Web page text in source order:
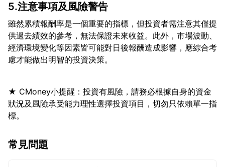
5.注意事項及風險警告
雖然累積報酬率是一個重要的指標，但投資者需注意其僅提
供過去績效的參考，無法保證未來收益。此外，市場波動、
經濟環境變化等因素皆可能對日後報酬造成影響，應綜合考
★ CMoney小提醒：投資有風險，請務必根據自身的資金
狀況及風險承受能力理性選擇投資項目，切勿只依賴單一指
常見問題